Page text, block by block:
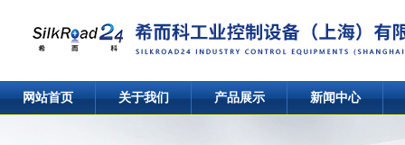
网站首页 关于我们 产品展示 新闻中心